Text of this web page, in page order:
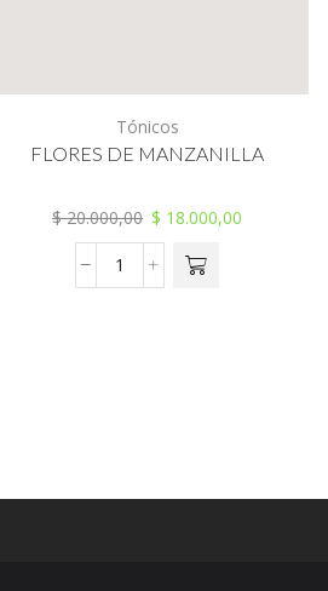
Tónicos
FLORES DE MANZANILLA
$20.000,00 $ 18.000,00